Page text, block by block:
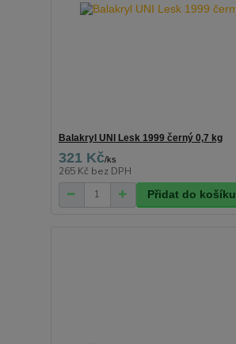
Balakryl UNI Lesk 1999 černý 0,7 kg
321 Kč/ks
265 Kč bez DPH
Přidat do košíku